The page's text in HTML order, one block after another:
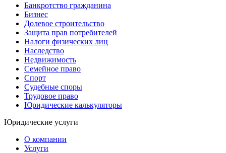
Банкротство гражданина
Бизнес
Долевое строительство
Защита прав потребителей
Налоги физических лиц
Наследство
Недвижимость
Семейное право
Спорт
Судебные споры
Трудовое право
Юридические калькуляторы
Юридические услуги
О компании
Услуги